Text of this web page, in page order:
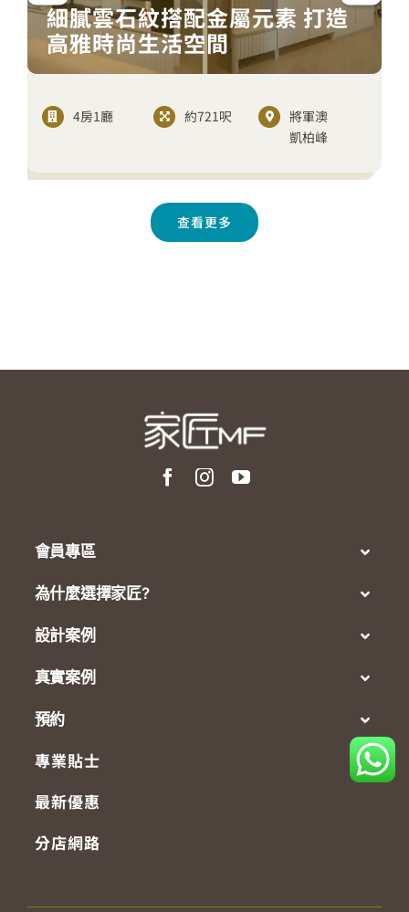
細膩雲石紋搭配金屬元素 打造
高雅時尚生活空間
4房1廳 約721呎
將軍澳
凱柏峰
查看更多
會員專區
為什麼選擇家匠?
設計案例
真實案例
預約
專業貼士
最新優惠
分店網路